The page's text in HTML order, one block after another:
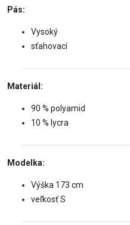
Pás:
Vysoký
sťahovací
Materiál:
90 % polyamid
10 % lycra
Modelka:
Výška 173 cm
veľkosť S